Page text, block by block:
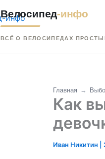
Велосипед-инфо
ВСЁ О ВЕЛОСИПЕДАХ
Главная →
Как
Иван Никитин